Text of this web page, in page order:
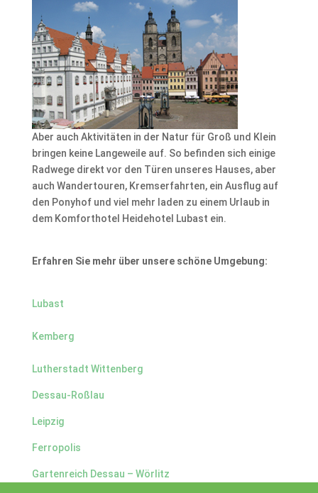
Aber auch Aktivitäten in der Natur für Groß und Klein
bringen keine Langeweile auf. So befinden sich einige
Radwege direkt vor den Türen unseres Hauses, aber
auch Wandertouren, Kremserfahrten, ein Ausflug auf
den Ponyhof und viel mehr laden zu einem Urlaub in
dem Komforthotel Heidehotel Lubast ein.
Erfahren Sie mehr über unsere schöne Umgebung:
Lubast
Kemberg
Lutherstadt Wittenberg
Dessau-Roßlau
Leipzig
Ferropolis
Gartenreich Dessau – Wörlitz